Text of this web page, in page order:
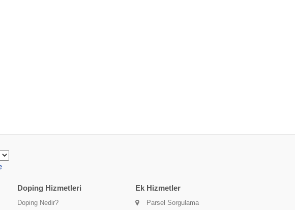
Doping Hizmetleri
Doping Nedir?
Ek Hizmetler
Parsel Sorgulama